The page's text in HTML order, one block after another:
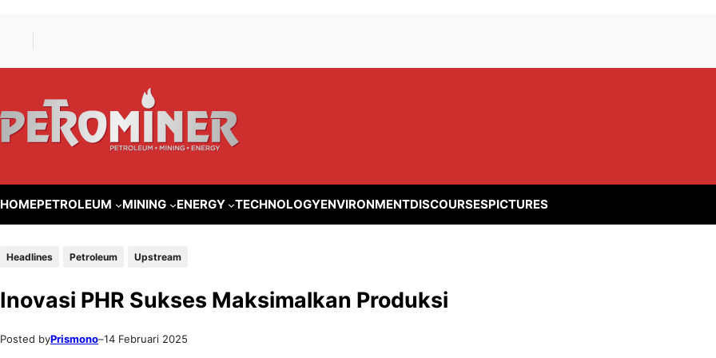
konten
content
HOMEPETROLEUM MINING ENERGY TECHNOLOGYENVIRONMENTDISCOURSESPICTURES
Headlines Petroleum Upstream
Inovasi PHR Sukses Maksimalkan Produksi
Posted byPrismono–14 Februari 2025